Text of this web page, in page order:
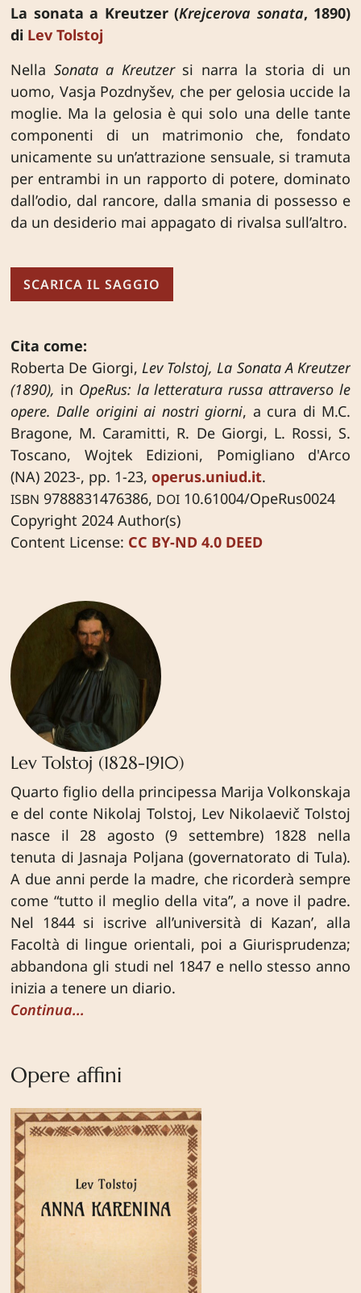
La sonata a Kreutzer (Krejcerova sonata, 1890)
di Lev Tolstoj
Nella Sonata a Kreutzersi narra la storia di un
uomo, Vasja Pozdnyšev, che per gelosia uccide la
moglie. Ma la gelosia è qui solo una delle tante
componenti di un matrimonio che, fondato
unicamente su un’attrazione sensuale, si tramuta
per entrambi in un rapporto di potere, dominato
dall’odio, dal rancore, dalla smania di possesso e
da un desiderio mai appagato di rivalsa sull’altro.
SCARICA IL SAGGIO
Cita come:
Roberta De Giorgi, Lev Tolstoj, La Sonata A Kreutzer
(1890), in OpeRus: la letteratura russa attraverso le
opere. Dalle origini ai nostri giorni, a cura di M.C.
Bragone, M. Caramitti, R. De Giorgi, L. Rossi, S.
Toscano, Wojtek Edizioni, Pomigliano d'Arco
(NA) 2023-, pp. 1-23, operus.uniud.it.
ISBN 9788831476386, DOI 10.61004/OpeRus0024
Copyright 2024 Author(s)
Content License: CC BY-ND 4.0 DEED
Lev Tolstoj (1828-1910)
Quarto figlio della principessa Marija Volkonskaja
e del conte Nikolaj Tolstoj, Lev Nikolaevič Tolstoj
nasce il 28 agosto (9 settembre) 1828 nella
tenuta di Jasnaja Poljana (governatorato di Tula).
A due anni perde la madre, che ricorderà sempre
come “tutto il meglio della vita”, a nove il padre.
Nel 1844 si iscrive all’università di Kazan’, alla
Facoltà di lingue orientali, poi a Giurisprudenza;
abbandona gli studi nel 1847 e nello stesso anno
inizia a tenere un diario.
Continua...
Opere affini